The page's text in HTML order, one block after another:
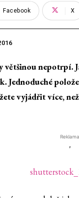
Facebook X
nepotrpí.
vyjádřit více,
Reklama
'